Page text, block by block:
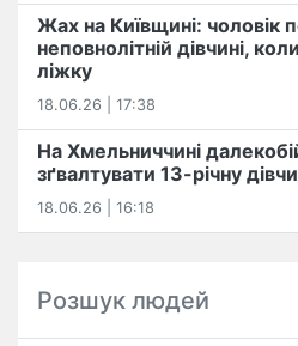
Жах на Київщині: чоловік
неповнолітній дівчині,
ліжку
18.06.26 | 17:38
На Хмельниччині
зґвалтувати 13-річну
18.06.26 | 16:18
Розшук людей